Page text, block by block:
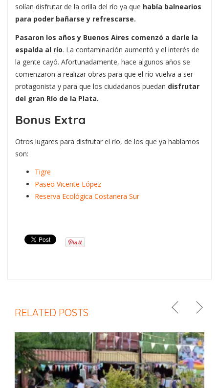
solían disfrutar de la orilla del río ya que había balnearios
para poder bañarse y refrescarse.
Pasaron los años y Buenos Aires comenzó a darle la
espalda al río. La contaminación aumentó y el interés de
la gente cayó. Afortunadamente, hace algunos años se
comenzaron a realizar obras para que el río vuelva a ser
protagonista y para que los ciudadanos puedan disfrutar
del gran Río de la Plata.
Bonus Extra
Otros lugares para disfrutar el río, de los que ya hablamos
son:
Tigre
Paseo Vicente López
Reserva Ecológica Costanera Sur
RELATED POSTS